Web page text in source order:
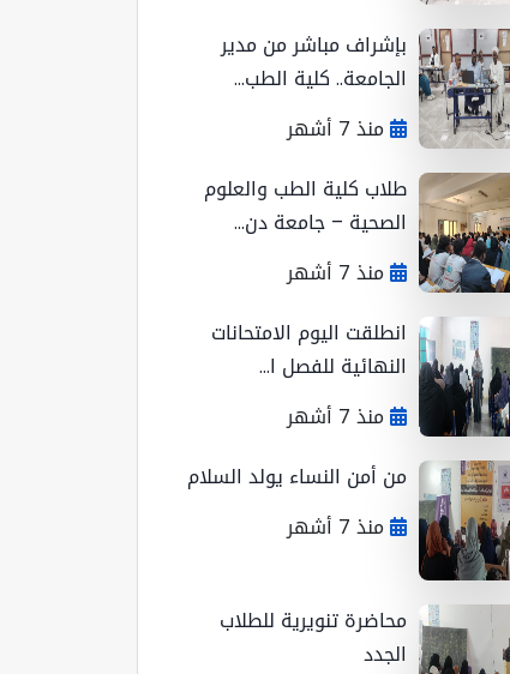
بإشراف مباشر من مدير
الجامعة.. كلية الطب...
منذ 7 أشهر
طلاب كلية الطب والعلوم
الصحية – جامعة دن...
منذ 7 أشهر
انطلقت اليوم الامتحانات
النهائية للفصل ا...
منذ 7 أشهر
من أمن النساء يولد السلام
منذ 7 أشهر
محاضرة تنويرية للطلاب
الجدد